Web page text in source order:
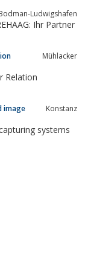
stellt Optimum
Ludwigshafen
Mühlacker
Relation
image
Konstanz
systems